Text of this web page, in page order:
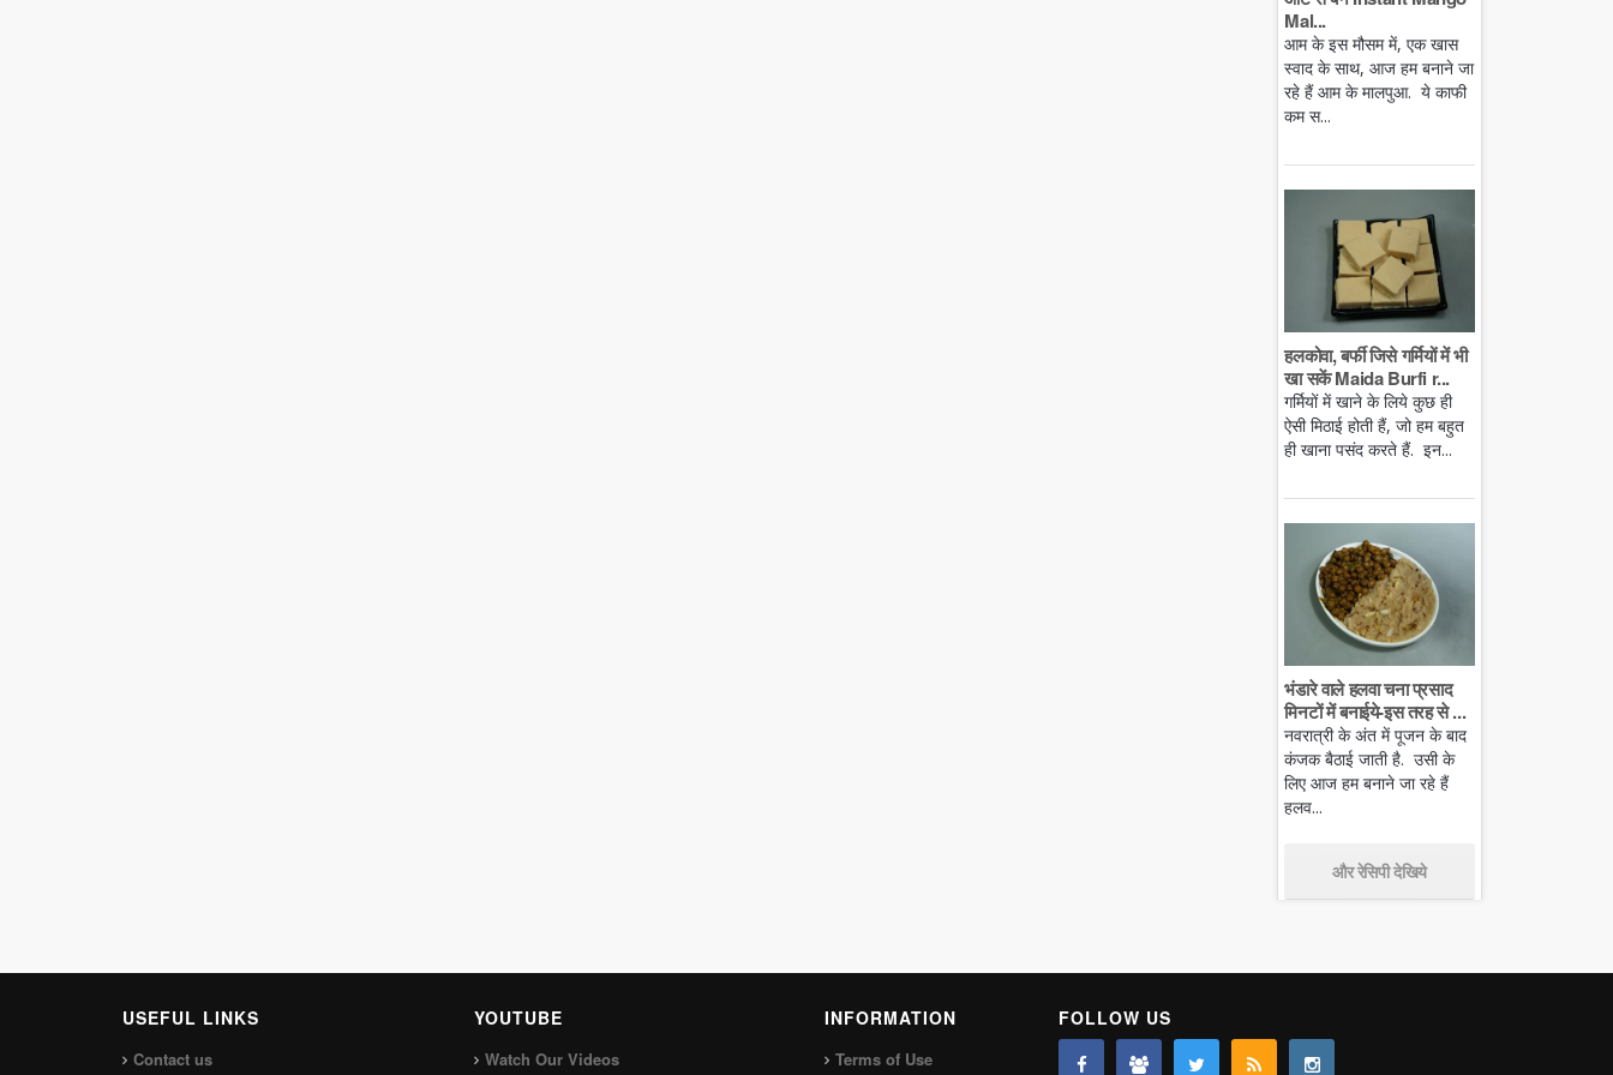
Mal...
आम के इस मौसम में, एक खास
स्वाद के साथ, आज हम बनाने जा
रहे हैं आम के मालपुआ. ये काफी
कम स...
हलकोवा, बर्फी जिसे गर्मियों में भी
खा सकें Maida Burfi r...
गर्मियों में खाने के लिये कुछ ही
ऐसी मिठाई होती हैं, जो हम बहुत
ही खाना पसंद करते हैं. इन...
भंडारे वाले हलवा चना प्रसाद
मिनटों में बनाईये-इस तरह से ...
नवरात्री के अंत में पूजन के बाद
कंजक बैठाई जाती है. उसी के
लिए आज हम बनाने जा रहे हैं
हलव...
और रेसिपी देखिये
USEFUL LINKS
Contact us
YOUTUBE
Watch Our Videos
INFORMATION
Terms of Use
FOLLOW US